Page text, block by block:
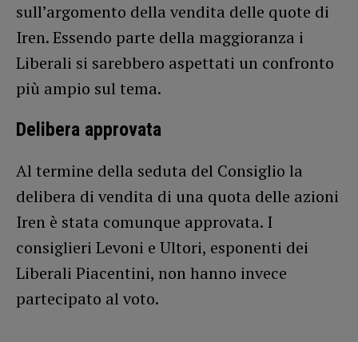
sull’argomento della vendita delle quote di
Iren. Essendo parte della maggioranza i
Liberali si sarebbero aspettati un confronto
più ampio sul tema.
Delibera approvata
Al termine della seduta del Consiglio la
delibera di vendita di una quota delle azioni
Iren è stata comunque approvata. I
consiglieri Levoni e Ultori, esponenti dei
Liberali Piacentini, non hanno invece
partecipato al voto.